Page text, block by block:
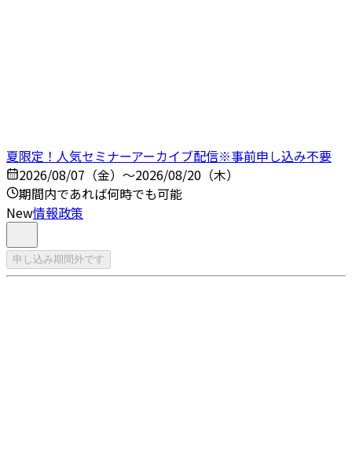
夏限定！人気セミナーアーカイブ配信※事前申し込み不要
2026/08/07（金）～2026/08/20（木）
期間内であれば何時でも可能
New情報政策
申し込み期間外です